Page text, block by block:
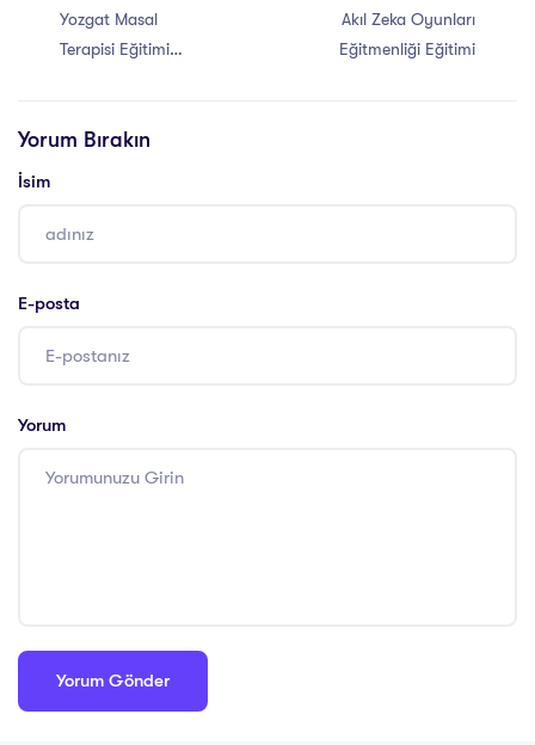
Yozgat Masal
Terapisi Eğitimi
Akıl Zeka Oyunları
Eğitmenliği Eğitimi
Yorum Bırakın
İsim
E-posta
Yorum